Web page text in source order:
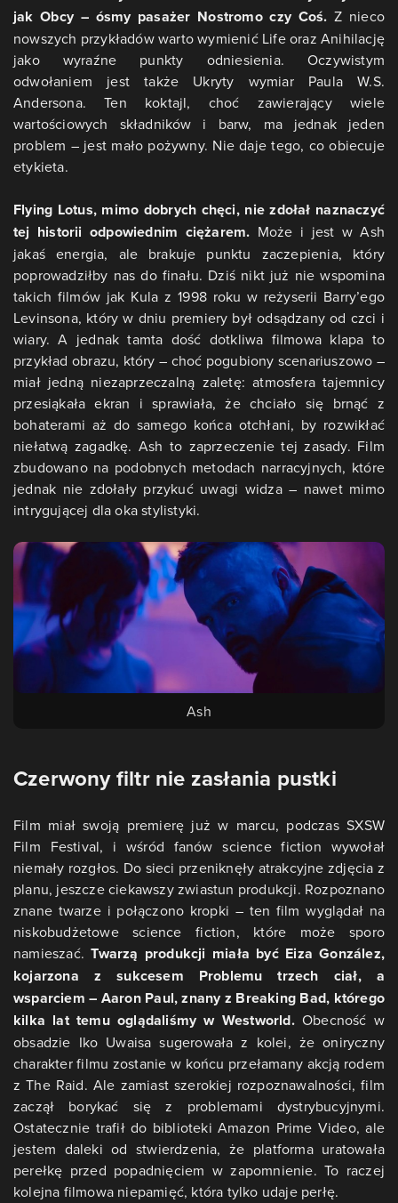
jak Obcy – ósmy pasażer Nostromo czy Coś. Z nieco
nowszych przykładów warto wymienić Life oraz Anihilację
jako wyraźne punkty odniesienia. Oczywistym
odwołaniem jest także Ukryty wymiar Paula W.S.
Andersona. Ten koktajl, choć zawierający wiele
wartościowych składników i barw, ma jednak jeden
problem – jest mało pożywny. Nie daje tego, co obiecuje
etykieta.
Flying Lotus, mimo dobrych chęci, nie zdołał naznaczyć
tej historii odpowiednim ciężarem. Może i jest w Ash
jakaś energia, ale brakuje punktu zaczepienia, który
poprowadziłby nas do finału. Dziś nikt już nie wspomina
takich filmów jak Kula z 1998 roku w reżyserii Barry’ego
Levinsona, który w dniu premiery był odsądzany od czci i
wiary. A jednak tamta dość dotkliwa filmowa klapa to
przykład obrazu, który – choć pogubiony scenariuszowo –
miał jedną niezaprzeczalną zaletę: atmosfera tajemnicy
przesiąkała ekran i sprawiała, że chciało się brnąć z
bohaterami aż do samego końca otchłani, by rozwikłać
niełatwą zagadkę. Ash to zaprzeczenie tej zasady. Film
zbudowano na podobnych metodach narracyjnych, które
jednak nie zdołały przykuć uwagi widza – nawet mimo
intrygującej dla oka stylistyki.
Ash
Czerwony filtr nie zasłania pustki
Film miał swoją premierę już w marcu, podczas SXSW
Film Festival, i wśród fanów science fiction wywołał
niemały rozgłos. Do sieci przeniknęły atrakcyjne zdjęcia z
planu, jeszcze ciekawszy zwiastun produkcji. Rozpoznano
znane twarze i połączono kropki – ten film wyglądał na
niskobudżetowe science fiction, które może sporo
namieszać.Twarzą produkcji miała być Eiza González,
kojarzona z sukcesem Problemu trzech ciał, a
wsparciem – Aaron Paul, znany z Breaking Bad, którego
kilka lat temu oglądaliśmy w Westworld.Obecność w
obsadzie Iko Uwaisa sugerowała z kolei, że oniryczny
charakter filmu zostanie w końcu przełamany akcją rodem
z The Raid. Ale zamiast szerokiej rozpoznawalności, film
zaczął borykać się z problemami dystrybucyjnymi.
Ostatecznie trafił do biblioteki Amazon Prime Video, ale
jestem daleki od stwierdzenia, że platforma uratowała
perełkę przed popadnięciem w zapomnienie. To raczej
kolejna filmowa niepamięć, która tylko udaje perłę.